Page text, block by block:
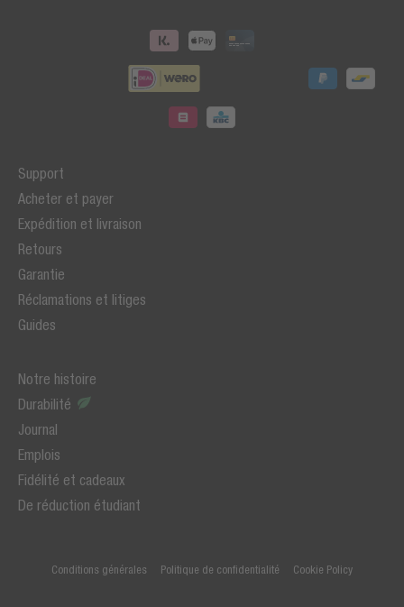
Support
Acheter et payer
Expédition et livraison
Retours
Garantie
Réclamations et litiges
Guides
Notre histoire
Durabilité
Journal
Emplois
Fidélité et cadeaux
De réduction étudiant
Conditions générales Politique de confidentialité Cookie Policy